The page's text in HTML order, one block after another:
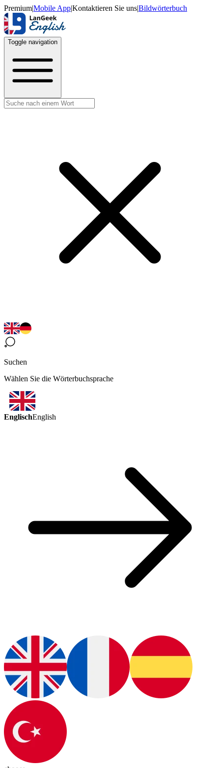
Premium|Mobile App|Kontaktieren Sie uns|Bildwörterbuch
Toggle navigation
Suchen
Wählen Sie die Wörterbuchsprache
EnglischEnglish